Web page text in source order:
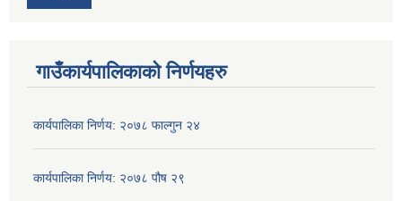
गाउँकार्यपालिकाको निर्णयहरु
कार्यपालिका निर्णय: २०७८ फाल्गुन २४
कार्यपालिका निर्णय: २०७८ पौष २९